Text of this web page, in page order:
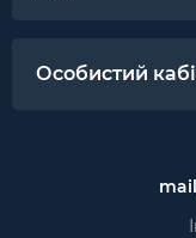
Особистий